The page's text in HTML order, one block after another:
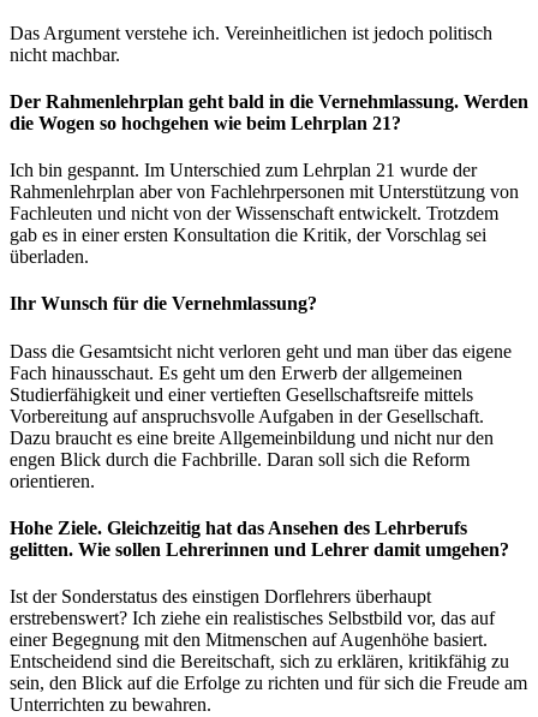
Das Argument verstehe ich. Vereinheitlichen ist jedoch politisch
nicht machbar.
Der Rahmenlehrplan geht bald in die Vernehmlassung. Werden
die Wogen so hochgehen wie beim Lehrplan 21?
Ich bin gespannt. Im Unterschied zum Lehrplan 21 wurde der
Rahmenlehrplan aber von Fachlehrpersonen mit Unterstützung von
Fachleuten und nicht von der Wissenschaft entwickelt. Trotzdem
gab es in einer ersten Konsultation die Kritik, der Vorschlag sei
überladen.
Ihr Wunsch für die Vernehmlassung?
Dass die Gesamtsicht nicht verloren geht und man über das eigene
Fach hinausschaut. Es geht um den Erwerb der allgemeinen
Studierfähigkeit und einer vertieften Gesellschaftsreife mittels
Vorbereitung auf anspruchsvolle Aufgaben in der Gesellschaft.
Dazu braucht es eine breite Allgemeinbildung und nicht nur den
engen Blick durch die Fachbrille. Daran soll sich die Reform
orientieren.
Hohe Ziele. Gleichzeitig hat das Ansehen des Lehrberufs
gelitten. Wie sollen Lehrerinnen und Lehrer damit umgehen?
Ist der Sonderstatus des einstigen Dorflehrers überhaupt
erstrebenswert? Ich ziehe ein realistisches Selbstbild vor, das auf
einer Begegnung mit den Mitmenschen auf Augenhöhe basiert.
Entscheidend sind die Bereitschaft, sich zu erklären, kritikfähig zu
sein, den Blick auf die Erfolge zu richten und für sich die Freude am
Unterrichten zu bewahren.